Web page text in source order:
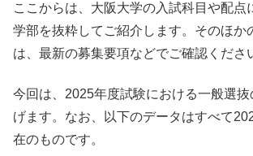
ここからは、大阪大学の入試科目や配点
学部を抜粋してご紹介します。そのほか
は、最新の募集要項などでご確認くださ
今回は、2025年度試験における一般選
げます。なお、以下のデータはすべて
在のものです。